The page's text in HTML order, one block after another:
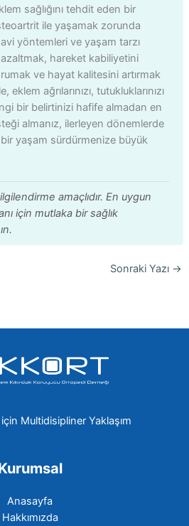
sağlığını tehdit eden bir
ile yaşamak zorunda
yöntemleri ve yaşam tarzı
azaltmak, hareket kabiliyetini
ve hayat kalitesini artırmak
ağrılarınızı, tutukluklarınızı
bir belirtinizi hafife almadan en
almanız, ilerleyen dönemlerde
bir yaşam sürdürmenize büyük
amaçlıdır. En uygun
için mutlaka bir sağlık
Sonraki Yazı →
Multidisipliner Yaklaşım
Anasayfa
Hakkımızda